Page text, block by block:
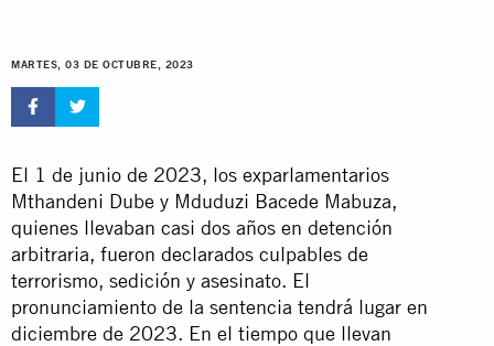
MARTES, 03 DE OCTUBRE, 2023
El 1 de junio de 2023, los exparlamentarios
Mthandeni Dube y Mduduzi Bacede Mabuza,
quienes llevaban casi dos años en detención
arbitraria, fueron declarados culpables de
terrorismo, sedición y asesinato. El
pronunciamiento de la sentencia tendrá lugar en
diciembre de 2023. En el tiempo que llevan